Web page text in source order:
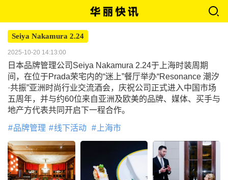
Seiya Nakamura 2.24
2025-10-20 14:13:00
日本品牌管理公司Seiya Nakamura 2.24于上海时装周期
间，在位于Prada荣宅内的“迷上”餐厅举办“Resonance 潮汐
·共振”亚洲时尚行业交流酒会，庆祝公司正式进入中国市场
五周年，并与约60位来自亚洲及欧美的品牌、媒体、买手与
地产方代表共同开启下一程合作。
品牌管理 线下活动 上海市